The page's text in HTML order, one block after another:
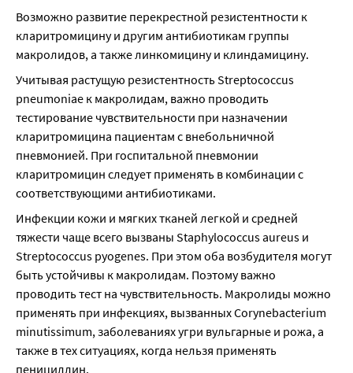
Возможно развитие перекрестной резистентности к
кларитромицину и другим антибиотикам группы
макролидов, а также линкомицину и клиндамицину.
Учитывая растущую резистентность Streptococcus
pneumoniae к макролидам, важно проводить
тестирование чувствительности при назначении
кларитромицина пациентам с внебольничной
пневмонией. При госпитальной пневмонии
кларитромицин следует применять в комбинации с
соответствующими антибиотиками.
Инфекции кожи и мягких тканей легкой и средней
тяжести чаще всего вызваны Staphylococcus aureus и
Streptococcus pyogenes. При этом оба возбудителя могут
быть устойчивы к макролидам. Поэтому важно
проводить тест на чувствительность. Макролиды можно
применять при инфекциях, вызванных Corynebacterium
minutissimum, заболеваниях угри вульгарные и рожа, а
также в тех ситуациях, когда нельзя применять
пенициллин.